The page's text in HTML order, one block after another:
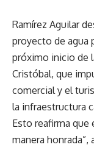
Ramírez Aguilar
proyecto de agua
próximo inicio de
Cristóbal, que
comercial y el
la infraestructura
Esto reafirma que
manera honrada”,